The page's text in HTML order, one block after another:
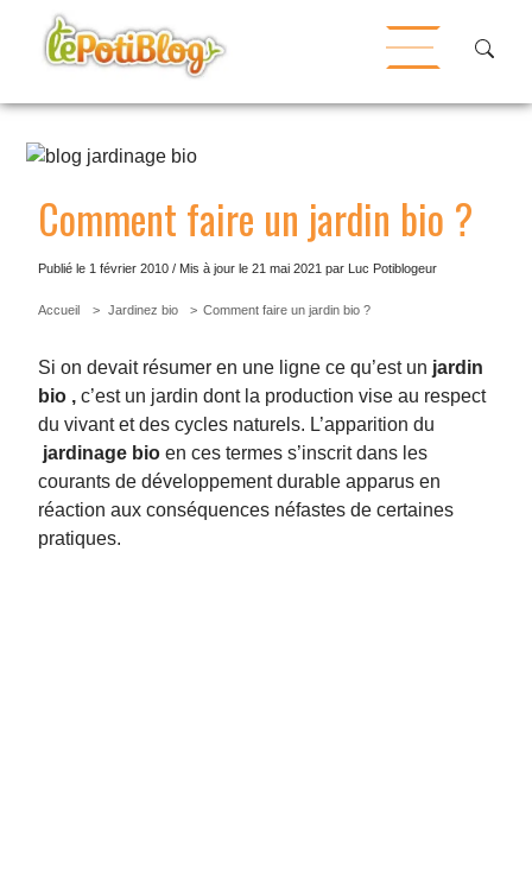
Comment faire un jardin bio ?
Publié le 1 février 2010 / Mis à jour le21 mai 2021 par Luc Potiblogeur
Accueil Jardinez bio Comment faire un jardin bio ?
Si on devait résumer en une ligne ce qu’est un jardin
bio ,c’est un jardin dont la production vise au respect
du vivant et des cycles naturels. L’apparition du
jardinage bio en ces termes s’inscrit dans les
courants de développement durable apparus en
réaction aux conséquences néfastes de certaines
pratiques.